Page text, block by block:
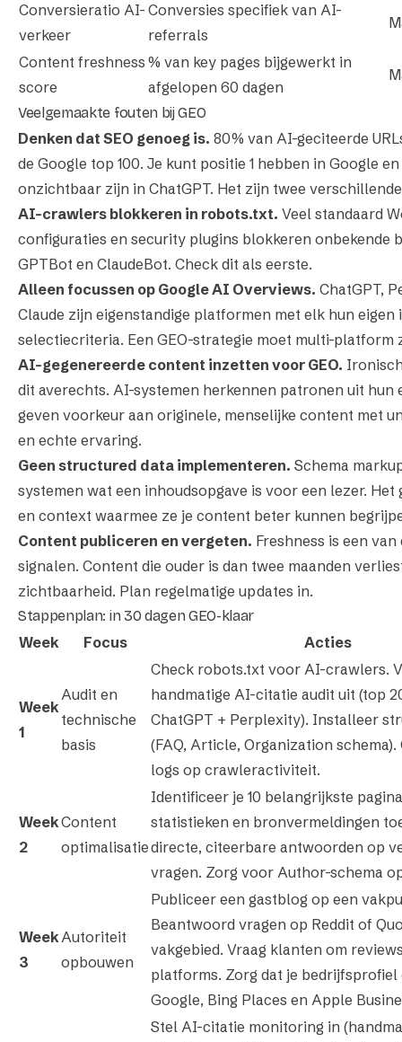
Conversieratio AI-
verkeer
Conversies specifiek van AI-
referrals
Content freshness
score
% van key pages bijgewerkt in
afgelopen 60 dagen
Veelgemaakte fouten bij GEO
Denken dat SEO genoeg is. 80% van AI-geciteerde
de Google top 100. Je kunt positie 1 hebben in Google
onzichtbaar zijn in ChatGPT. Het zijn twee
AI-crawlers blokkeren in robots.txt. Veel standaard
configuraties en security plugins blokkeren onbekende
GPTBot en ClaudeBot. Check dit als eerste.
Alleen focussen op Google AI Overviews. ChatGPT,
Claude zijn eigenstandige platformen met elk hun eigen
selectiecriteria. Een GEO-strategie moet multi-platform
AI-gegenereerde content inzetten voor GEO.
dit averechts. AI-systemen herkennen patronen uit hun
geven voorkeur aan originele, menselijke content met
en echte ervaring.
Geen structured data implementeren. Schema
systemen wat een inhoudsopgave is voor een lezer.
en context waarmee ze je content beter kunnen
Content publiceren en vergeten. Freshness is een
signalen. Content die ouder is dan twee maanden
zichtbaarheid. Plan regelmatige updates in.
Stappenplan: in 30 dagen GEO-klaar
Week Focus Acties
Week
1
Audit en
technische
basis
Check robots.txt voor AI-crawlers.
handmatige AI-citatie audit uit (top
ChatGPT + Perplexity). Installeer
(FAQ, Article, Organization
logs op crawleractiviteit.
Week
2
Content
optimalisatie
Identificeer je 10 belangrijkste
statistieken en bronvermeldingen
directe, citeerbare antwoorden op
vragen. Zorg voor Author-schema
Week
3
Autoriteit
opbouwen
Publiceer een gastblog op een
Beantwoord vragen op Reddit of
vakgebied. Vraag klanten om
platforms. Zorg dat je bedrijfsprofiel
Google, Bing Places en Apple
Stel AI-citatie monitoring in